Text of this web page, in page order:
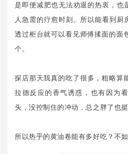
是即便减肥也无法劝退的热衷，也
人急需的疗愈时刻。所以能看到厨
透过柜台就可以看见师傅揉面的面
个。
探店那天我真的吃了很多，粗略算
拉德反应的香气诱惑，也有因为
头，没控制住的冲动，总之胖了也挺
所以热乎的黄油卷能有多好吃？不